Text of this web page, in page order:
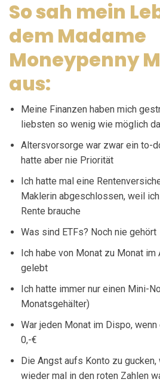
So sah mein
dem Madame
Moneypenny
aus:
Meine Finanzen haben mich
liebsten so wenig wie möglich
Altersvorsorge war zwar ein to-
hatte aber nie Priorität
Ich hatte mal eine
Maklerin abgeschlossen, weil
Rente brauche
Was sind ETFs? Noch nie gehört
Ich habe von Monat zu Monat
gelebt
Ich hatte immer nur einen Mini-
Monatsgehälter)
War jeden Monat im Dispo,
0,-€
Die Angst aufs Konto zu
wieder mal in den roten Zahlen